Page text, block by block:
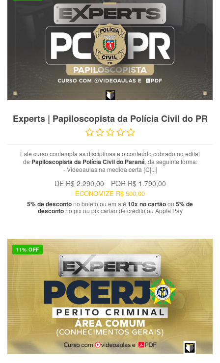
Experts | Papiloscopista da Polícia Civil do PR
Este curso contempla as disciplinas e o conteúdo cobrado no edital
de Papiloscopista da Polícia Civil do Paraná, da seguinte forma:
- Videoaulas na medida certa (C[...]
DE R$ 2.290,00 POR R$ 1.790,00
ECONOMIZE R$ 500,00
5% de descontono boleto ou em até 10x no cartãoou 5% de
descontono pix ou pix cartão de crédito ou Apple Pay
11% OFF